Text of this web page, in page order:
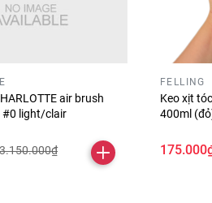
air brush
#0 light/clair
3.150.000₫
FELLING
Keo xịt
400ml